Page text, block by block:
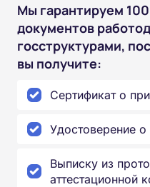
Мы гарантируем
документов
госструктурами,
вы получите:
Сертификат о
Удостоверение
Выписку из
аттестационной